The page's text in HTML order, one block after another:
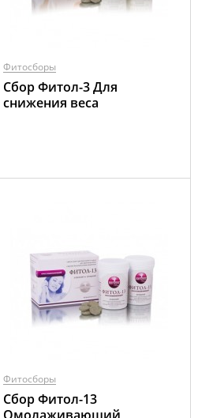
Фитосборы
Сбор Фитол-3 Для
снижения веса
Фитосборы
Сбор Фитол-13